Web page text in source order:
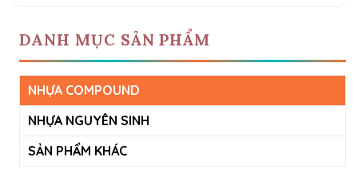
DANH MỤC SẢN PHẨM
NHỰA COMPOUND
NHỰA NGUYÊN SINH
SẢN PHẨM KHÁC